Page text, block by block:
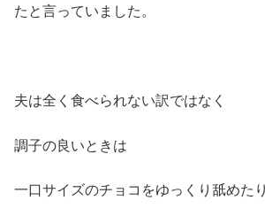
たと言っていました。
夫は全く食べられない訳ではなく
調子の良いときは
一口サイズのチョコをゆっくり舐めたり